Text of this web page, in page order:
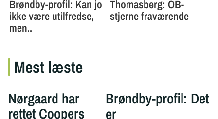
Mest læste
Nørgaard har
rettet Coopers
Brøndby-profil: Det
er